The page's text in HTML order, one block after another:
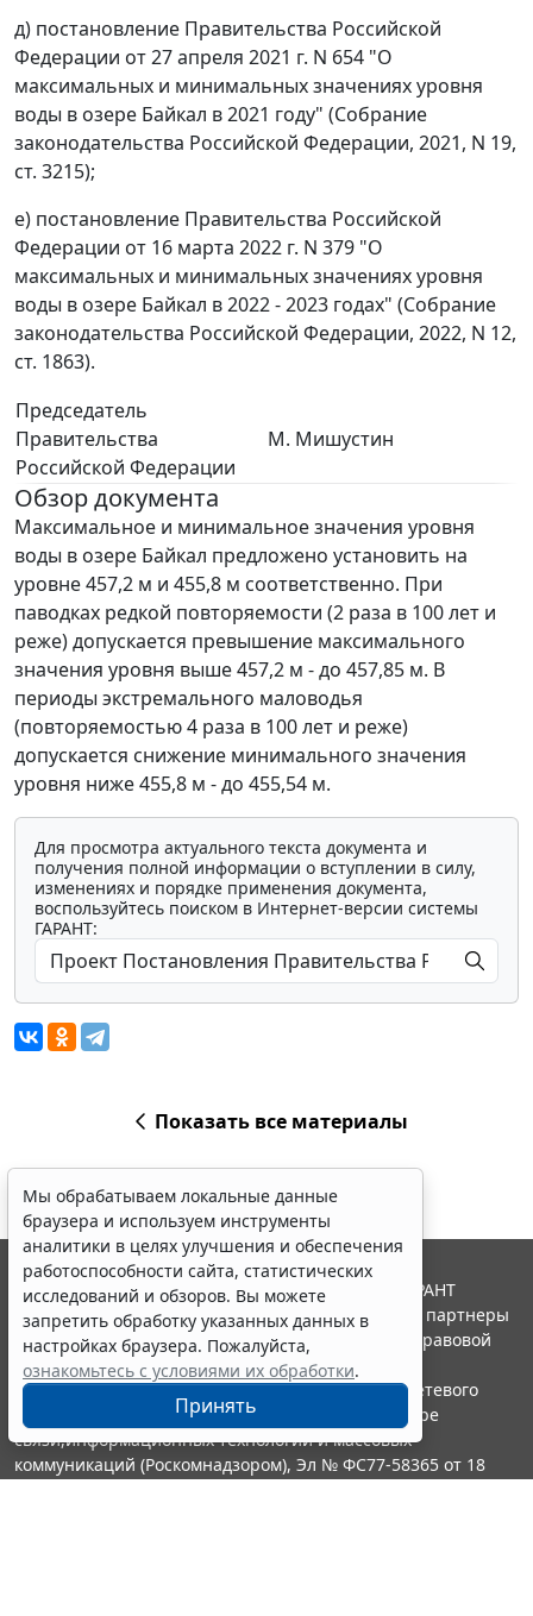
д) постановление Правительства Российской
Федерации от 27 апреля 2021 г. N 654 "О
максимальных и минимальных значениях уровня
воды в озере Байкал в 2021 году" (Собрание
законодательства Российской Федерации, 2021, N 19,
ст. 3215);
е) постановление Правительства Российской
Федерации от 16 марта 2022 г. N 379 "О
максимальных и минимальных значениях уровня
воды в озере Байкал в 2022 - 2023 годах" (Собрание
законодательства Российской Федерации, 2022, N 12,
ст. 1863).
Председатель
Правительства
Российской Федерации
М. Мишустин
Обзор документа
Максимальное и минимальное значения уровня
воды в озере Байкал предложено установить на
уровне 457,2 м и 455,8 м соответственно. При
паводках редкой повторяемости (2 раза в 100 лет и
реже) допускается превышение максимального
значения уровня выше 457,2 м - до 457,85 м. В
периоды экстремального маловодья
(повторяемостью 4 раза в 100 лет и реже)
допускается снижение минимального значения
уровня ниже 455,8 м - до 455,54 м.
Для просмотра актуального текста документа и
получения полной информации о вступлении в силу,
изменениях и порядке применения документа,
воспользуйтесь поиском в Интернет-версии системы
ГАРАНТ:
Показать все материалы
Мы обрабатываем локальные данные
браузера и используем инструменты
аналитики в целях улучшения и обеспечения
работоспособности сайта, статистических
исследований и обзоров. Вы можете
запретить обработку указанных данных в
настройках браузера. Пожалуйста,
ознакомьтесь с условиями их обработки.
Принять
© ООО "НПП "ГАРАНТ-СЕРВИС", 2026. Система ГАРАНТ
выпускается с 1990 года. Компания "Гарант" и ее партнеры
являются участниками Российской ассоциации правовой
информации ГАРАНТ.
Портал ГАРАНТ.РУ зарегистрирован в качестве сетевого
издания Федеральной службой по надзору в сфере
связи,информационных технологий и массовых
коммуникаций (Роскомнадзором), Эл № ФС77-58365 от 18